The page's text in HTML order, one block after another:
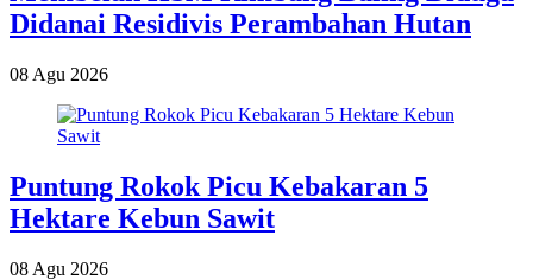
Didanai Residivis Perambahan Hutan
08 Agu 2026
Puntung Rokok Picu Kebakaran 5
Hektare Kebun Sawit
08 Agu 2026